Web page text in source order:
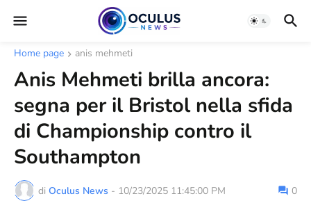
Home page anis mehmeti
Anis Mehmeti brilla ancora:
segna per il Bristol nella sfida
di Championship contro il
Southampton
di Oculus News - 10/23/2025 11:45:00 PM 0